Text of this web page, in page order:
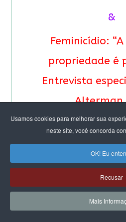
Usamos cookies para melhorar sua
neste site, você concorda
OK! Eu
Recusar
Mais
&
Feminicídio:
propriedade é
Entrevista
Alterman